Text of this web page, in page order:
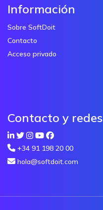
Información
Sobre SoftDoit
Contacto
Acceso privado
Contacto y redes
+34 91 198 20 00
hola@softdoit.com